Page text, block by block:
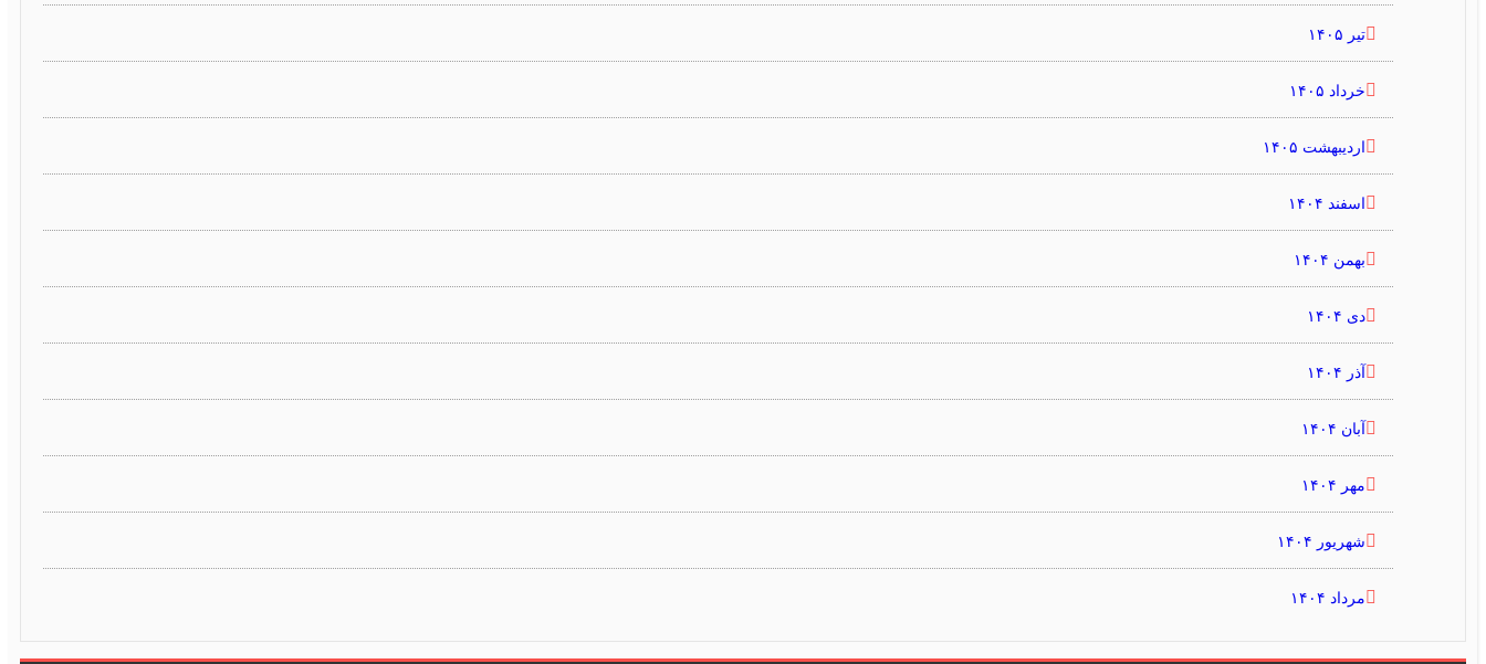
تیر ۱۴۰۵
خرداد ۱۴۰۵
اردیبهشت ۱۴۰۵
اسفند ۱۴۰۴
بهمن ۱۴۰۴
دی ۱۴۰۴
آذر ۱۴۰۴
آبان ۱۴۰۴
مهر ۱۴۰۴
شهریور ۱۴۰۴
مرداد ۱۴۰۴